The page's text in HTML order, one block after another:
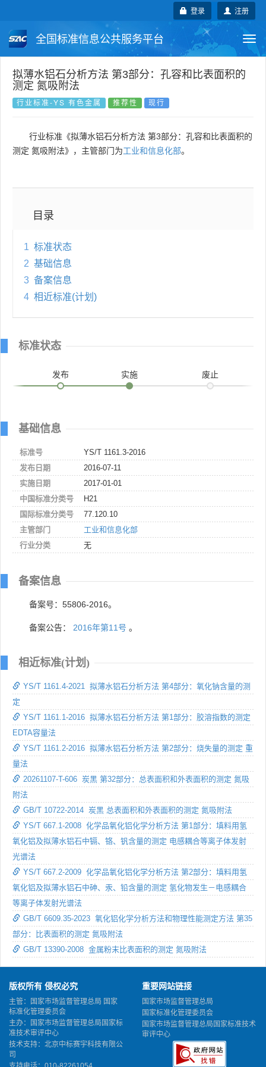
注册
登录
全国标准信息公共服务平台
国家标准 行业标准 地方标准
团体标准 企业标准
国外标准 技术委员会
拟薄水铝石分析方法 第3部分：孔容和比表面积的
测定 氮吸附法
行业标准-YS 有色金属 推荐性 现行
行业标准《拟薄水铝石分析方法 第3部分：孔容和比表面积的
测定 氮吸附法》，主管部门为工业和信息化部。
目录
1 标准状态
2 基础信息
3 备案信息
4 相近标准(计划)
标准状态
发布 实施 废止
基础信息
标准号
YS/T 1161.3-2016
发布日期
2016-07-11
实施日期
2017-01-01
中国标准分类号
H21
国际标准分类号
77.120.10
主管部门
工业和信息化部
行业分类
无
备案信息
备案号：55806-2016。
备案公告： 2016年第11号 。
相近标准(计划)
YS/T 1161.4-2021 拟薄水铝石分析方法 第4部分：氧化钠含量的测
定
YS/T 1161.1-2016 拟薄水铝石分析方法 第1部分：胶溶指数的测定
EDTA容量法
YS/T 1161.2-2016 拟薄水铝石分析方法 第2部分：烧失量的测定 重
量法
20261107-T-606 炭黑 第32部分：总表面积和外表面积的测定 氮吸
附法
GB/T 10722-2014 炭黑 总表面积和外表面积的测定 氮吸附法
YS/T 667.1-2008 化学品氧化铝化学分析方法 第1部分：填料用氢
氧化铝及拟薄水铝石中镉、铬、钒含量的测定 电感耦合等离子体发射
光谱法
YS/T 667.2-2009 化学品氧化铝化学分析方法 第2部分：填料用氢
氧化铝及拟薄水铝石中砷、汞、铅含量的测定 氢化物发生－电感耦合
等离子体发射光谱法
GB/T 6609.35-2023 氧化铝化学分析方法和物理性能测定方法 第35
部分：比表面积的测定 氮吸附法
GB/T 13390-2008 金属粉末比表面积的测定 氮吸附法
版权所有 侵权必究
主管：国家市场监督管理总局 国家
标准化管理委员会
主办：国家市场监督管理总局国家标
准技术审评中心
技术支持：北京中标赛宇科技有限公
司
重要网站链接
国家市场监督管理总局
国家标准化管理委员会
国家市场监督管理总局国家标准技术
审评中心